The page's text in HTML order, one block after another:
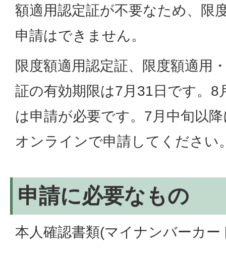
額適用認定証が不要なため、限
申請はできません。
限度額適用認定証、限度額適用
証の有効期限は7月31日です。8
は申請が必要です。7月中旬以
オンラインで申請してください
申請に必要なもの
本人確認書類(マイナンバーカ